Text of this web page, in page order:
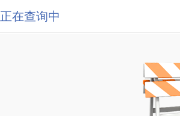
正在查询中